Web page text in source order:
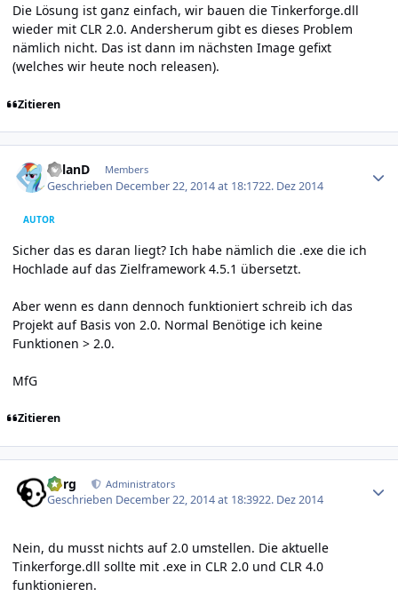
Die Lösung ist ganz einfach, wir bauen die Tinkerforge.dll
wieder mit CLR 2.0. Andersherum gibt es dieses Problem
nämlich nicht. Das ist dann im nächsten Image gefixt
(welches wir heute noch releasen).
Zitieren
R0lanD Members
Geschrieben December 22, 2014 at 18:1722. Dez 2014
AUTOR
Sicher das es daran liegt? Ich habe nämlich die .exe die ich
Hochlade auf das Zielframework 4.5.1 übersetzt.
Aber wenn es dann dennoch funktioniert schreib ich das
Projekt auf Basis von 2.0. Normal Benötige ich keine
Funktionen > 2.0.
MfG
Zitieren
borg Administrators
Geschrieben December 22, 2014 at 18:3922. Dez 2014
Nein, du musst nichts auf 2.0 umstellen. Die aktuelle
Tinkerforge.dll sollte mit .exe in CLR 2.0 und CLR 4.0
funktionieren.